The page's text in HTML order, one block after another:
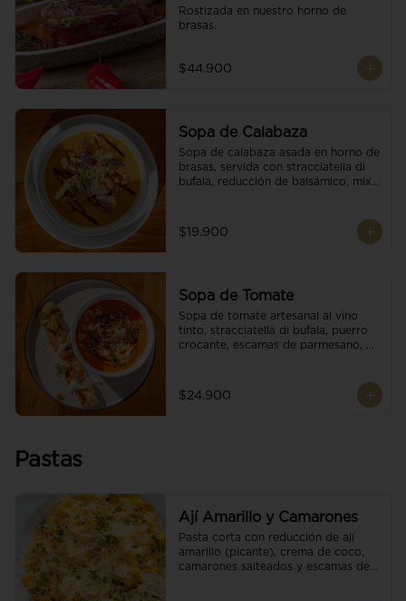
Panela y Vino
Rostizada en nuestro horno de
brasas.
$44.900
Sopa de Calabaza
Sopa de calabaza asada en horno de
brasas, servida con stracciatella di
bufala, reducción de balsámico, mix
$19.900
Sopa de Tomate
Sopa de tomate artesanal al vino
tinto, stracciatella di bufala, puerro
crocante, escamas de parmesano,
Acompañado de un tostón de pan
focaccia.
$24.900
Pastas
Ají Amarillo y Camarones
Pasta corta con reducción de ají
amarillo (picante), crema de coco,
camarones salteados y escamas de